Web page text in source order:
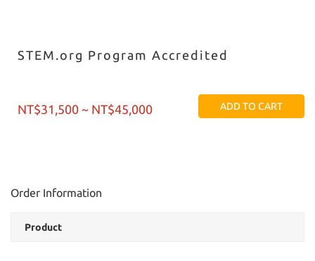
STEM.org Program Accredited
NT$31,500 ~ NT$45,000 ADD TO CART
Order Information
Product